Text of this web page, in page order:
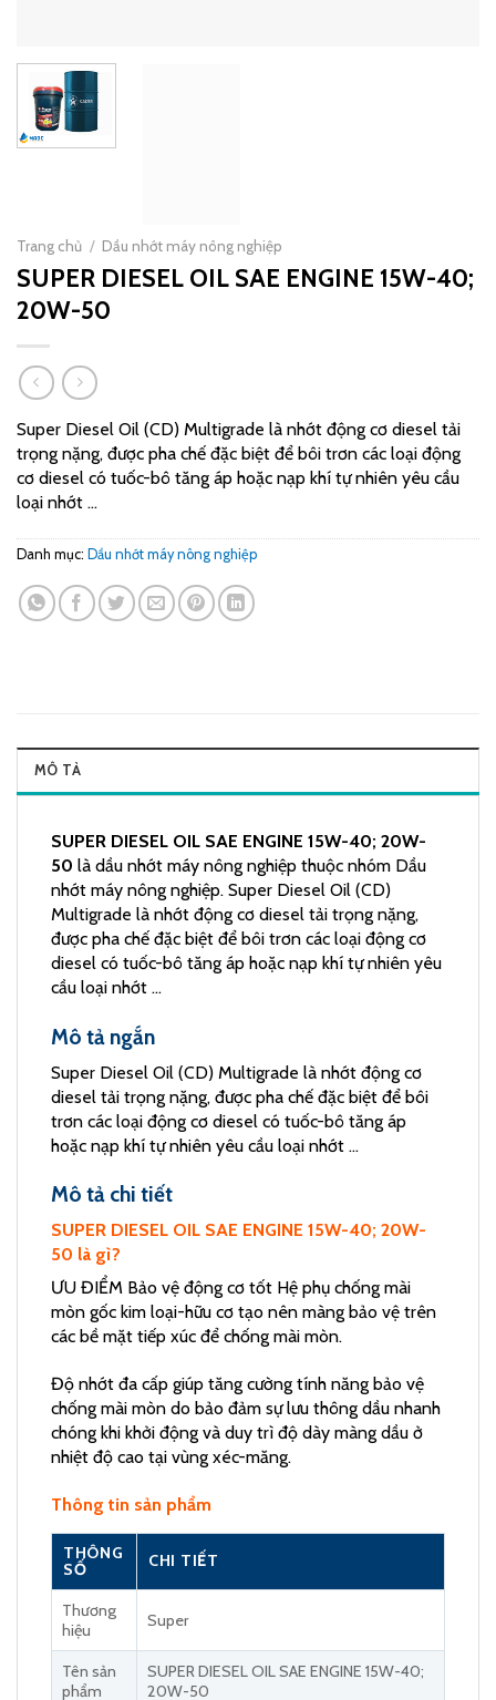
Trang chủ / Dầu nhớt máy nông nghiệp
SUPER DIESEL OIL SAE ENGINE 15W-40;
20W-50
Super Diesel Oil (CD) Multigrade là nhớt động cơ diesel tải
trọng nặng, được pha chế đặc biệt để bôi trơn các loại động
cơ diesel có tuốc-bô tăng áp hoặc nạp khí tự nhiên yêu cầu
loại nhớt …
Danh mục: Dầu nhớt máy nông nghiệp
MÔ TẢ
SUPER DIESEL OIL SAE ENGINE 15W-40; 20W-
50 là dầu nhớt máy nông nghiệp thuộc nhóm Dầu
nhớt máy nông nghiệp. Super Diesel Oil (CD)
Multigrade là nhớt động cơ diesel tải trọng nặng,
được pha chế đặc biệt để bôi trơn các loại động cơ
diesel có tuốc-bô tăng áp hoặc nạp khí tự nhiên yêu
cầu loại nhớt …
Mô tả ngắn
Super Diesel Oil (CD) Multigrade là nhớt động cơ
diesel tải trọng nặng, được pha chế đặc biệt để bôi
trơn các loại động cơ diesel có tuốc-bô tăng áp
hoặc nạp khí tự nhiên yêu cầu loại nhớt …
Mô tả chi tiết
SUPER DIESEL OIL SAE ENGINE 15W-40; 20W-
50 là gì?
ƯU ĐIỂM Bảo vệ động cơ tốt Hệ phụ chống mài
mòn gốc kim loại-hữu cơ tạo nên màng bảo vệ trên
các bề mặt tiếp xúc để chống mài mòn.
Độ nhớt đa cấp giúp tăng cường tính năng bảo vệ
chống mài mòn do bảo đảm sự lưu thông dầu nhanh
chóng khi khởi động và duy trì độ dày màng dầu ở
nhiệt độ cao tại vùng xéc-măng.
Thông tin sản phẩm
THÔNG
SỐ
CHI TIẾT
Thương
hiệu
Super
Tên sản
phẩm
SUPER DIESEL OIL SAE ENGINE 15W-40;
20W-50